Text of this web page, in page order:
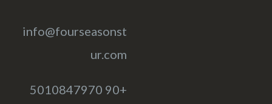
info@fourseasonst
ur.com
+90 5010847970